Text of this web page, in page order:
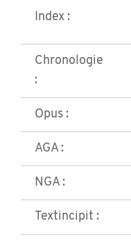
Index :
Chronologie
:
Opus :
AGA :
NGA :
Textincipit :